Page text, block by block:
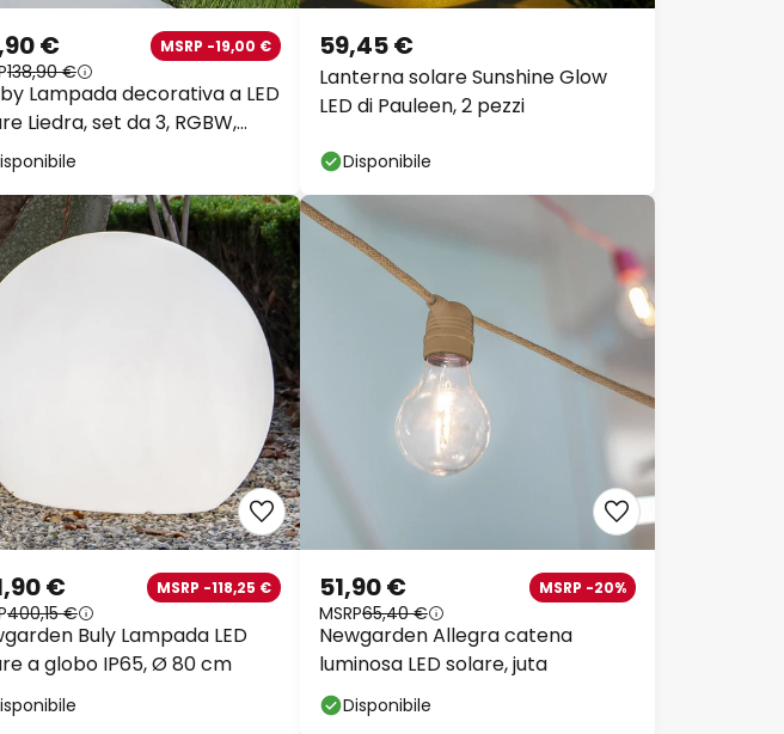
Lampada decorativa a LED
Liedra, set da 3, RGBW,
€ MSRP -19,00 €
138,90 €
Lanterna solare Sunshine Glow
LED di Pauleen, 2 pezzi
59,45 €
Disponibile
Buly Lampada LED
a globo IP65, Ø 80 cm
€ MSRP -118,25 €
400,15 €
Newgarden Allegra catena
luminosa LED solare, juta
51,90 € MSRP -20%
MSRP65,40 €
Disponibile